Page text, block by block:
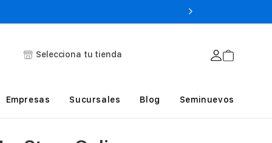
Selecciona tu tienda
Empresas Sucursales Blog Seminuevos